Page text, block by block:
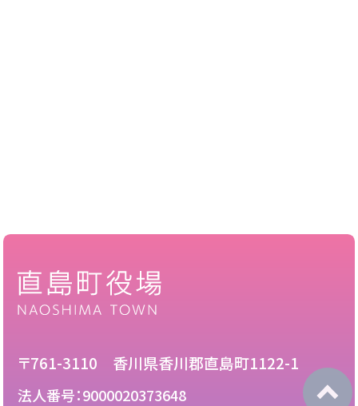
〒761-3110 香川県香川郡直島町1122-1
法人番号：9000020373648